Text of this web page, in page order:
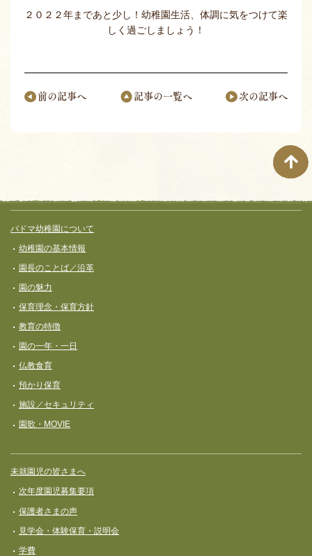
２０２２年まであと少し！幼稚園生活、体調に気をつけて楽
しく過ごしましょう！
前の記事へ 記事の一覧へ 次の記事へ
フッターコンテンツ
パドマ幼稚園について
幼稚園の基本情報
園長のことば／沿革
園の魅力
保育理念・保育⽅針
教育の特徴
園の一年・一日
仏教食育
預かり保育
施設／セキュリティ
園歌・MOVIE
未就園児の皆さまへ
次年度園児募集要項
保護者さまの声
見学会・体験保育・説明会
学費